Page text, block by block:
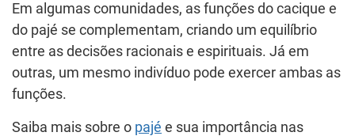
Em algumas comunidades, as funções do cacique e
do pajé se complementam, criando um equilíbrio
entre as decisões racionais e espirituais. Já em
outras, um mesmo indivíduo pode exercer ambas as
funções.
Saiba mais sobre o pajé e sua importância nas